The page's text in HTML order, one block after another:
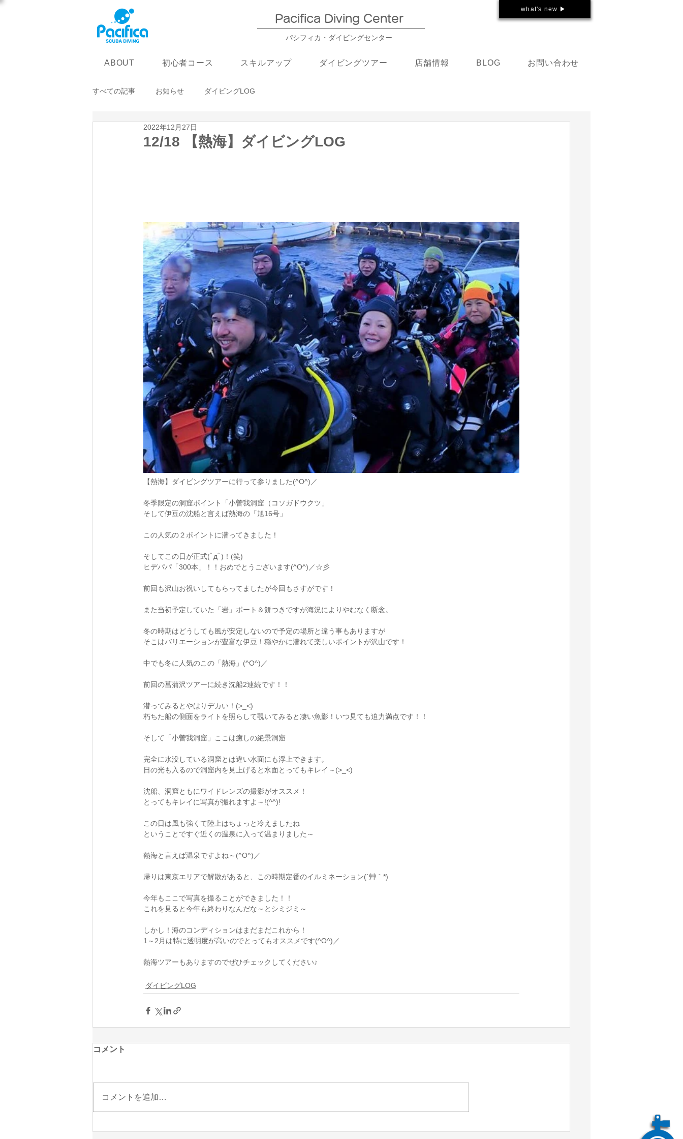
Pacifica Diving Center​
パシフィカ・ダイビングセンター
what's new ▶
ABOUT 初心者コース スキルアップ ダイビングツアー 店舗情報 BLOG お問い合わせ
すべての記事 お知らせ ダイビングLOG
12/18 【熱海】ダイビングLOG
2022年12月27日
【熱海】ダイビングツアーに行って参りました(^O^)／
冬季限定の洞窟ポイント「小曽我洞窟（コソガドウクツ」
そして伊豆の沈船と言えば熱海の「旭16号」
この人気の２ポイントに潜ってきました！
そしてこの日が正式(ﾟдﾟ)！(笑)
ヒデパパ「300本」！！おめでとうございます(^O^)／☆彡
前回も沢山お祝いしてもらってましたが今回もさすがです！
また当初予定していた「岩」ボート＆餅つきですが海況によりやむなく断念。
冬の時期はどうしても風が安定しないので予定の場所と違う事もありますが
そこはバリエーションが豊富な伊豆！穏やかに潜れて楽しいポイントが沢山です！
中でも冬に人気のこの「熱海」(^O^)／
前回の菖蒲沢ツアーに続き沈船2連続です！！
潜ってみるとやはりデカい！(>_<)
朽ちた船の側面をライトを照らして覗いてみると凄い魚影！いつ見ても迫力満点です！！
そして「小曽我洞窟」ここは癒しの絶景洞窟
完全に水没している洞窟とは違い水面にも浮上できます。
日の光も入るので洞窟内を見上げると水面とってもキレイ～(>_<)
沈船、洞窟ともにワイドレンズの撮影がオススメ！
とってもキレイに写真が撮れますよ～!(^^)!
この日は風も強くて陸上はちょっと冷えましたね
ということですぐ近くの温泉に入って温まりました～
熱海と言えば温泉ですよね～(^O^)／
帰りは東京エリアで解散があると、この時期定番のイルミネーション(´艸｀*)
今年もここで写真を撮ることができました！！
これを見ると今年も終わりなんだな～とシミジミ～
しかし！海のコンディションはまだまだこれから！
1～2月は特に透明度が高いのでとってもオススメです(^O^)／
熱海ツアーもありますのでぜひチェックしてください♪
ダイビングLOG
コメント
コメントを追加…